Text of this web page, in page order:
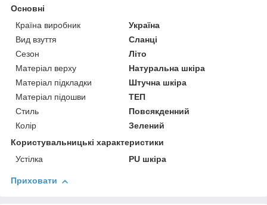
Основні
Країна виробник
Україна
Вид взуття
Сланці
Сезон
Літо
Матеріал верху
Натуральна шкіра
Матеріал підкладки
Штучна шкіра
Матеріал підошви
ТЕП
Стиль
Повсякденний
Колір
Зелений
Користувальницькі характеристики
Устілка
PU шкіра
Приховати